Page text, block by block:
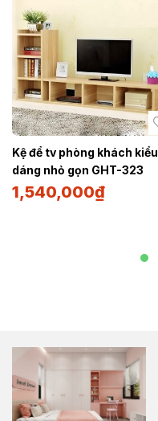
Kệ để tv phòng khách kiểu
dáng nhỏ gọn GHT-323
1,540,000₫